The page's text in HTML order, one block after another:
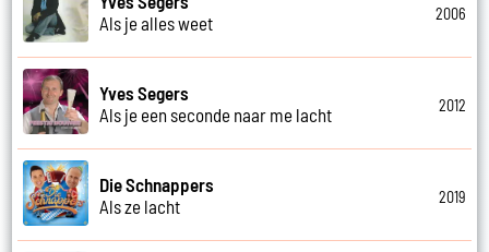
Als je alles weet
2006
Yves Segers
Als je een seconde naar me lacht
2012
Die Schnappers
Als ze lacht
2019